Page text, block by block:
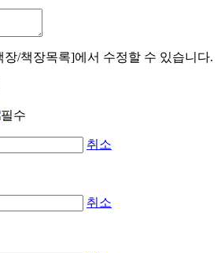
장/책장목록]에서 수정할 수 있습니다.
취소
취소